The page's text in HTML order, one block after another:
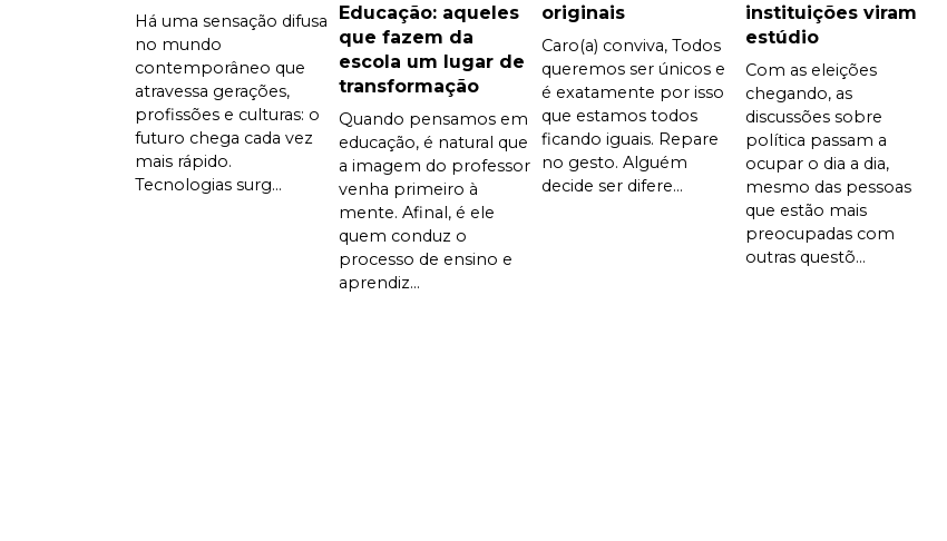
Há uma sensação difusa
no mundo
contemporâneo que
atravessa gerações,
profissões e culturas: o
futuro chega cada vez
mais rápido.
Tecnologias surg...
Educação: aqueles
que fazem da
escola um lugar de
transformação
Quando pensamos em
educação, é natural que
a imagem do professor
venha primeiro à
mente. Afinal, é ele
quem conduz o
processo de ensino e
aprendiz...
originais
Caro(a) conviva, Todos
queremos ser únicos e
é exatamente por isso
que estamos todos
ficando iguais. Repare
no gesto. Alguém
decide ser difere...
instituições viram
estúdio
Com as eleições
chegando, as
discussões sobre
política passam a
ocupar o dia a dia,
mesmo das pessoas
que estão mais
preocupadas com
outras questõ...